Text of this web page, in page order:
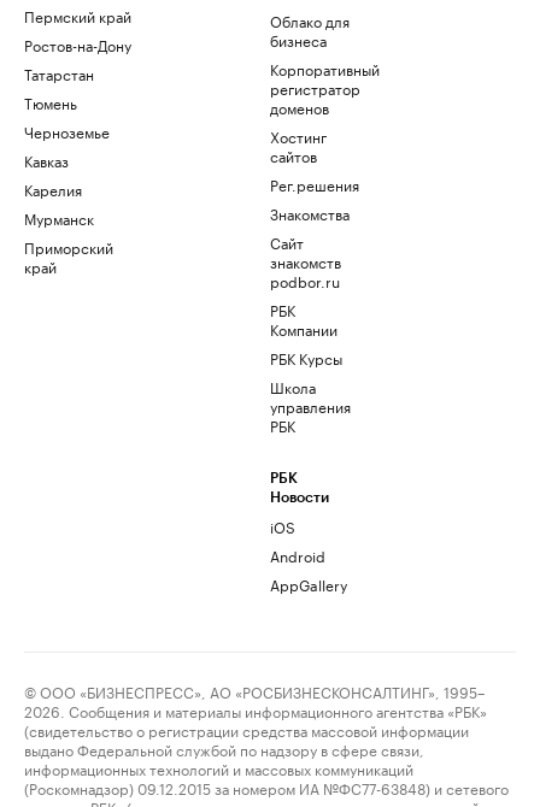
Пермский край
Ростов-на-Дону
Татарстан
Тюмень
Черноземье
Кавказ
Карелия
Мурманск
Приморский
край
Облако для
бизнеса
Корпоративный
регистратор
доменов
Хостинг
сайтов
Рег.решения
Знакомства
Сайт
знакомств
podbor.ru
РБК
Компании
РБК Курсы
Школа
управления
РБК
РБК
Новости
iOS
Android
AppGallery
© ООО «БИЗНЕСПРЕСС», АО «РОСБИЗНЕСКОНСАЛТИНГ», 1995–
2026. Сообщения и материалы информационного агентства «РБК»
(свидетельство о регистрации средства массовой информации
выдано Федеральной службой по надзору в сфере связи,
информационных технологий и массовых коммуникаций
(Роскомнадзор) 09.12.2015 за номером ИА №ФС77-63848) и сетевого